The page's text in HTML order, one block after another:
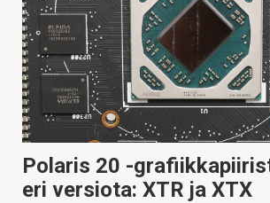
KAUPPA
VAIHDA TEEMA
HAKU
Polaris 20 -
eri versiota: XTR ja XTX